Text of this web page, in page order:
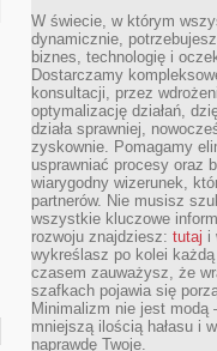
W świecie, w którym
dynamicznie,
biznes, technologię i
Dostarczamy
konsultacji, przez
optymalizację działań,
działa sprawniej,
zyskownie. Pomagamy
usprawniać procesy oraz
wiarygodny wizerunek,
partnerów. Nie musisz
wszystkie kluczowe
rozwoju znajdziesz: tutaj i
wykreślasz po kolei
czasem zauważysz, że
szafkach pojawia się
Minimalizm nie jest modą
mniejszą ilością hałasu i
naprawdę Twoje.